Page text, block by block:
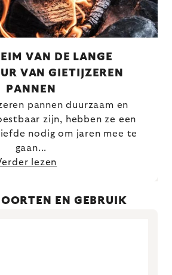
VAN DE LANGE
VAN GIETIJZEREN
PANNEN
pannen duurzaam en
zijn, hebben ze een
nodig om jaren mee te
gaan...
lezen
EN GEBRUIK